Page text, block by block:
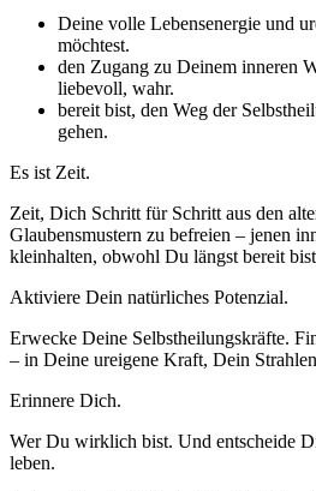
Deine volle Lebensenergie und
möchtest.
den Zugang zu Deinem inneren
liebevoll, wahr.
bereit bist, den Weg der
gehen.
Es ist Zeit.
Zeit, Dich Schritt für Schritt aus den
Glaubensmustern zu befreien – jenen
kleinhalten, obwohl Du längst bereit
Aktiviere Dein natürliches Potenzial.
Erwecke Deine Selbstheilungskräfte.
– in Deine ureigene Kraft, Dein
Erinnere Dich.
Wer Du wirklich bist. Und entscheide
leben.